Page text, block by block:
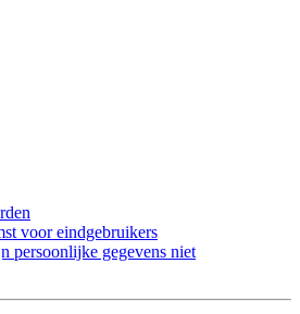
voor eindgebruikers
persoonlijke gegevens niet